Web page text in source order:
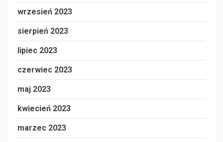
wrzesień 2023
sierpień 2023
lipiec 2023
czerwiec 2023
maj 2023
kwiecień 2023
marzec 2023